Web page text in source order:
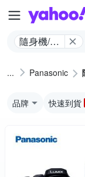
隨身機/類
Panasonic
品牌 快速到貨